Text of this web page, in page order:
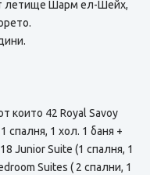
летище Шарм ел-Шейх,
които 42 Royal Savoy
спалня, 1 хол. 1 баня +
Junior Suite (1 спалня, 1
Suites ( 2 спални, 1